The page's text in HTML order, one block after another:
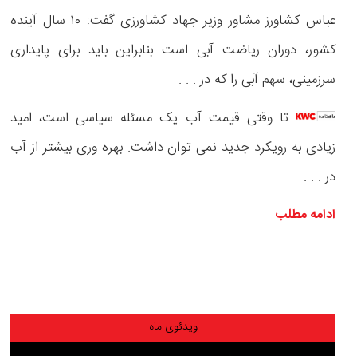
عباس کشاورز مشاور وزیر جهاد کشاورزی گفت: ۱۰ سال آینده
کشور، دوران ریاضت آبی است بنابراین باید برای پایداری
سرزمینی، سهم آبی را که در . . .
تا وقتی قیمت آب یک مسئله سیاسی است، امید
زیادی به رویکرد جدید نمی توان داشت. بهره وری بیشتر از آب
در . . .
ادامه مطلب
ویدئوی ماه